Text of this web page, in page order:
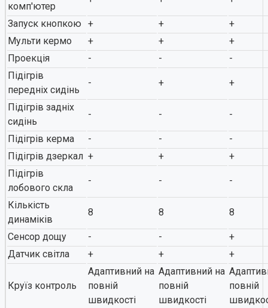
комп'ютер
Запуск кнопкою + +
+
Мульти кермо
+ +
+
Проекція
- -
-
Підігрів
передніх сидінь
- + +
Підігрів задніх
сидінь
- - -
Підігрів керма - -
-
Підігрів дзеркал + +
+
Підігрів
лобового скла
- - -
Кількість
динаміків
8 8 8
Сенсор дощу - -
+
Датчик світла
+ + +
Круїз контроль
Адаптивний на
повній
швидкості
Адаптивний на
повній
швидкості
повній